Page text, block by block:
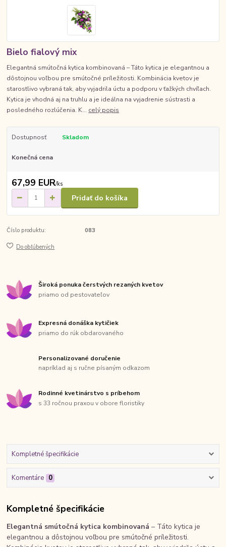
Bielo fialový mix
Elegantná smútočná kytica kombinovaná – Táto kytica je elegantnou a
dôstojnou voľbou pre smútočné príležitosti. Kombinácia kvetov je
starostlivo vybraná tak, aby vyjadrila úctu a podporu v ťažkých chvíľach.
Kytica je vhodná aj na truhlu a je ideálna na vyjadrenie sústrasti a
posledného rozlúčenia. K... celý popis
Dostupnosť Skladom
Konečná cena
67,99 EUR/ks
Pridať do košíka
Číslo produktu: 083
Do obľúbených
Široká ponuka čerstvých rezaných kvetov
priamo od pestovateľov
Expresná donáška kytičiek
priamo do rúk obdarovaného
Personalizované doručenie
napríklad aj s ručne písaným odkazom
Rodinné kvetinárstvo s príbehom
s 33 ročnou praxou v obore floristiky
Kompletné špecifikácie
Komentáre 0
Kompletné špecifikácie
Elegantná smútočná kytica kombinovaná – Táto kytica je
elegantnou a dôstojnou voľbou pre smútočné príležitosti.